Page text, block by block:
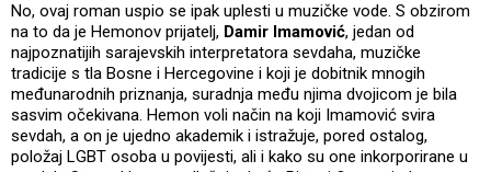
No, ovaj roman uspio se ipak uplesti u muzičke vode. S obzirom
na to da je Hemonov prijatelj, Damir Imamović, jedan od
najpoznatijih sarajevskih interpretatora sevdaha, muzičke
tradicije s tla Bosne i Hercegovine i koji je dobitnik mnogih
međunarodnih priznanja, suradnja među njima dvojicom je bila
sasvim očekivana. Hemon voli način na koji Imamović svira
sevdah, a on je ujedno akademik i istražuje, pored ostalog,
položaj LGBT osoba u povijesti, ali i kako su one inkorporirane u